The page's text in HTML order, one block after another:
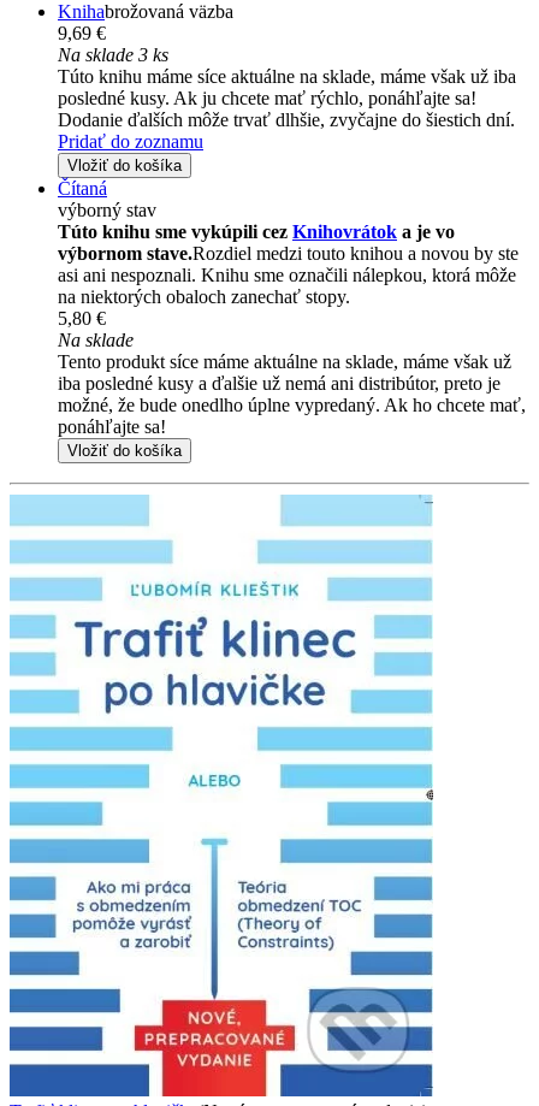
Knihabrožovaná väzba
9,69 €
Na sklade 3 ks
Túto knihu máme síce aktuálne na sklade, máme však už iba
posledné kusy. Ak ju chcete mať rýchlo, ponáhľajte sa!
Dodanie ďalších môže trvať dlhšie, zvyčajne do šiestich dní.
Pridať do zoznamu
Vložiť do košíka
Čítaná
výborný stav
Túto knihu sme vykúpili cez Knihovrátok a je vo
výbornom stave.Rozdiel medzi touto knihou a novou by ste
asi ani nespoznali. Knihu sme označili nálepkou, ktorá môže
na niektorých obaloch zanechať stopy.
5,80 €
Na sklade
Tento produkt síce máme aktuálne na sklade, máme však už
iba posledné kusy a ďalšie už nemá ani distribútor, preto je
možné, že bude onedlho úplne vypredaný. Ak ho chcete mať,
ponáhľajte sa!
Vložiť do košíka